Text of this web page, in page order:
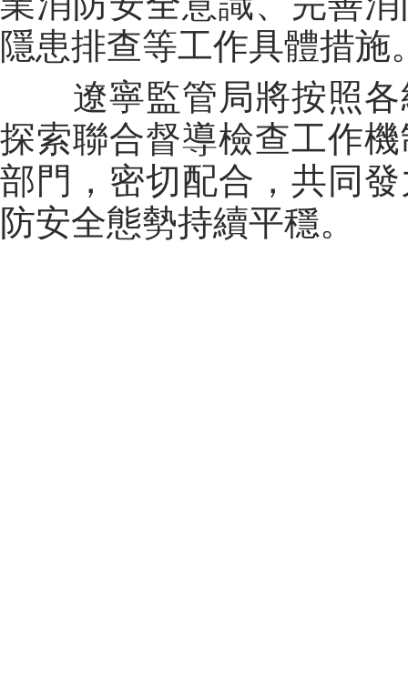
隱患排查等工作具體措施
遼寧監管局將按照各
探索聯合督導檢查工作
部門，密切配合，共同
防安全態勢持續平穩。